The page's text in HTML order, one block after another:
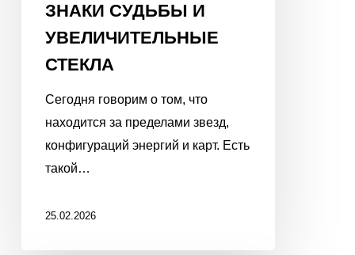
ЗНАКИ СУДЬБЫ И
УВЕЛИЧИТЕЛЬНЫЕ
СТЕКЛА
Сегодня говорим о том, что
находится за пределами звезд,
конфигураций энергий и карт. Есть
такой…
25.02.2026